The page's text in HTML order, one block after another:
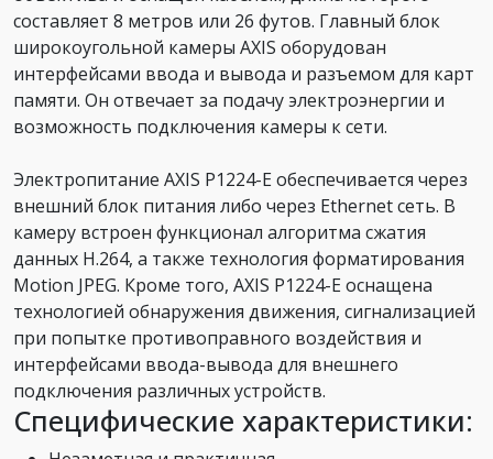
составляет 8 метров или 26 футов. Главный блок
широкоугольной камеры AXIS оборудован
интерфейсами ввода и вывода и разъемом для карт
памяти. Он отвечает за подачу электроэнергии и
возможность подключения камеры к сети.
Электропитание AXIS P1224-E обеспечивается через
внешний блок питания либо через Ethernet сеть. В
камеру встроен функционал алгоритма сжатия
данных H.264, а также технология форматирования
Motion JPEG. Кроме того, AXIS P1224-E оснащена
технологией обнаружения движения, сигнализацией
при попытке противоправного воздействия и
интерфейсами ввода-вывода для внешнего
подключения различных устройств.
Специфические характеристики: